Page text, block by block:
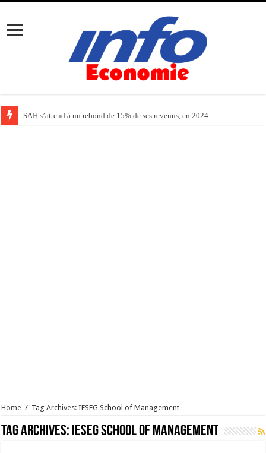
SAH s’attend à un rebond de 15% de ses revenus, en 2024
Home / Tag Archives: IESEG School of Management
Tag Archives: IESEG School of Management